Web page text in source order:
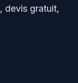
devis gratuit,